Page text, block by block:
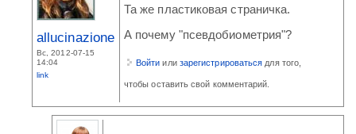
allucinazione
Вс, 2012-07-15
14:04
link
Та же пластиковая страничка.
А почему "псевдобиометрия"?
Войти или зарегистрироваться для того,
чтобы оставить свой комментарий.